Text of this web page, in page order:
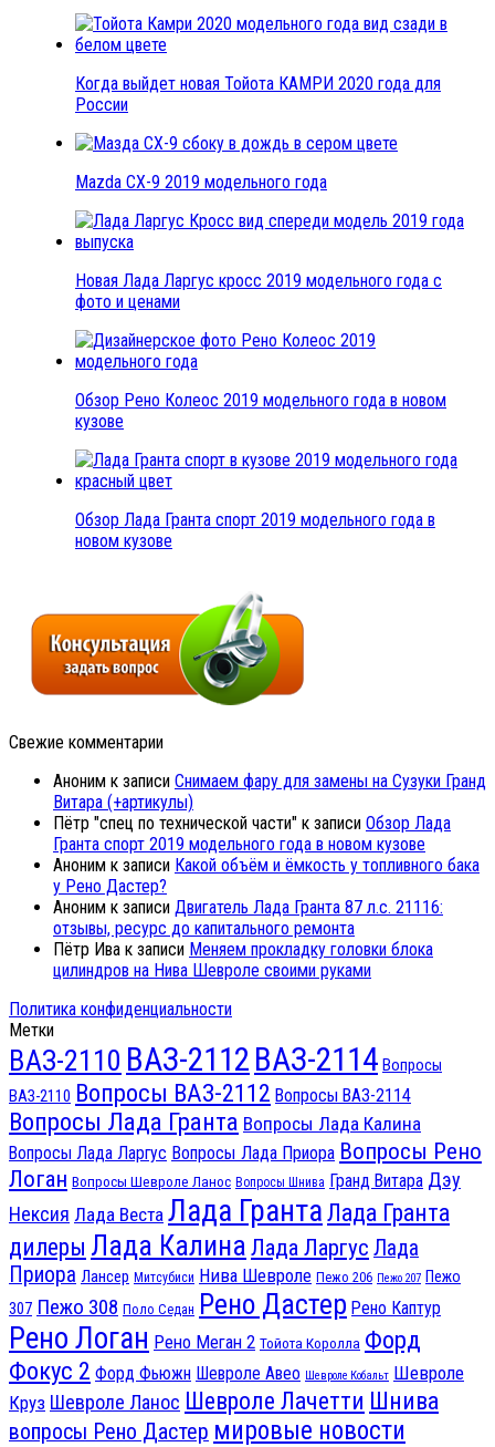
Когда выйдет новая Тойота КАМРИ 2020 года для
России
Mazda CX-9 2019 модельного года
Новая Лада Ларгус кросс 2019 модельного года с
фото и ценами
Обзор Рено Колеос 2019 модельного года в новом
кузове
Обзор Лада Гранта спорт 2019 модельного года в
новом кузове
Свежие комментарии
Аноним к записи Снимаем фару для замены на Сузуки Гранд
Витара (+артикулы)
Пётр "спец по технической части" к записи Обзор Лада
Гранта спорт 2019 модельного года в новом кузове
Аноним к записи Какой объём и ёмкость у топливного бака
у Рено Дастер?
Аноним к записи Двигатель Лада Гранта 87 л.с. 21116:
отзывы, ресурс до капитального ремонта
Пётр Ива к записи Меняем прокладку головки блока
цилиндров на Нива Шевроле своими руками
Политика конфиденциальности
Метки
ВАЗ-2110 ВАЗ-2112 ВАЗ-2114 Вопросы
ВАЗ-2110 Вопросы ВАЗ-2112 Вопросы ВАЗ-2114
Вопросы Лада Гранта Вопросы Лада Калина
Вопросы Лада Ларгус Вопросы Лада Приора Вопросы Рено
Логан Вопросы Шевроле Ланос Вопросы Шнива Гранд Витара Дэу
Нексия Лада Веста Лада Гранта Лада Гранта
дилеры Лада Калина Лада Ларгус Лада
Приора Лансер Митсубиси Нива Шевроле Пежо 206 Пежо 207 Пежо
307 Пежо 308 Поло Седан Рено Дастер Рено Каптур
Рено Логан Рено Меган 2 Тойота Королла Форд
Фокус 2 Форд Фьюжн Шевроле Авео Шевроле Кобальт Шевроле
Круз Шевроле Ланос Шевроле Лачетти Шнива
вопросы Рено Дастер мировые новости